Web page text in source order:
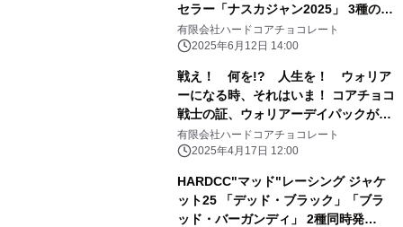
セラー「ナスカジャン2025」 3種の受
注予約受付中！
有限会社ハードコアチョコレート
2025年6月12日 14:00
戦え！ 何を!? 人生を！ ウォリア
ーになる時、それはいま！ コアチョコ
戦士の証、ウォリアーデイパックが6
年ぶりに大登場！ HARDCCウォリア
ーデイパック25が特別価格にて受注予
有限会社ハードコアチョコレート
2025年4月17日 12:00
HARDCC"マッド"レーシング ジャケ
ット25 「デッド・ブラック」「ブラ
ッド・バーガンディ」 2種同時発